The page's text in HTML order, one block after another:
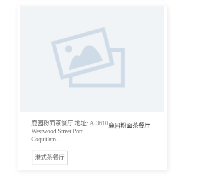
鹿园粉面茶餐厅
鹿园粉面茶餐厅 地址: A-3610
Westwood Street Port
Coquitlam...
港式茶餐厅